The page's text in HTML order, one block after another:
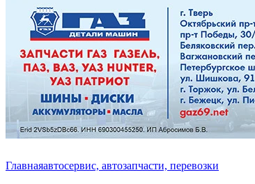
Главнаяавтосервис, автозапчасти, перевозки